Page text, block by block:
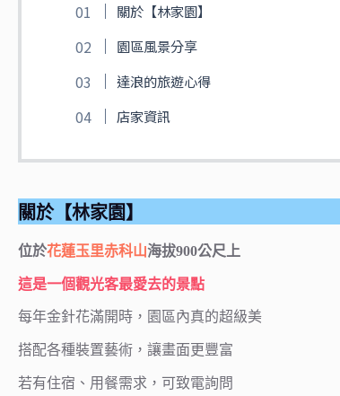
關於【林家園】
園區風景分享
達浪的旅遊心得
店家資訊
關於【林家園】
位於花蓮玉里赤科山海拔900公尺上
這是一個觀光客最愛去的景點
每年金針花滿開時，園區內真的超級美
搭配各種裝置藝術，讓畫面更豐富
若有住宿、用餐需求，可致電詢問